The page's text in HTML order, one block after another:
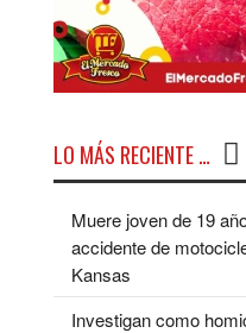
LO MÁS RECIENTE …
Muere joven de 19
accidente de
Kansas
Investigan como